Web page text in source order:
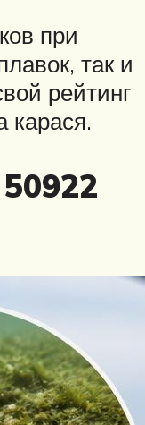
при
так и
рейтинг
карася.